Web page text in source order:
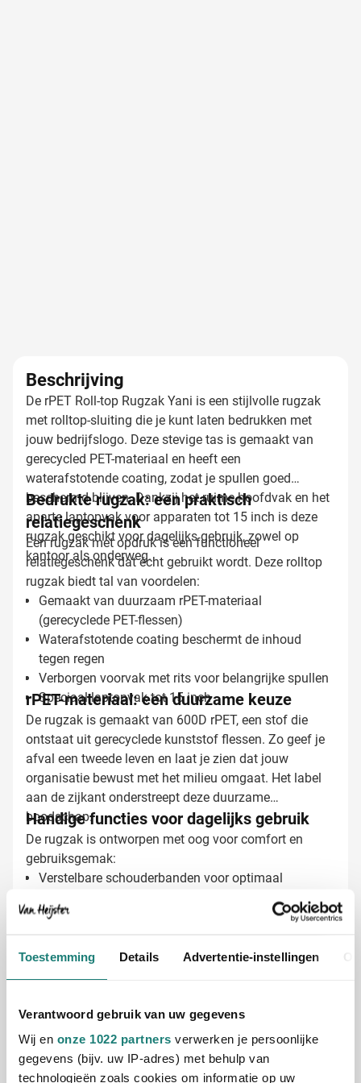
Toestemming Details Advertentie-instellingen
Verantwoord gebruik van uw gegevens
Wij en onze 1022 partners verwerken je persoonlijke
gegevens (bijv. uw IP-adres) met behulp van
technologieën zoals cookies om informatie op uw
Beschrijving
De rPET Roll-top Rugzak Yani is een stijlvolle rugzak
met rolltop-sluiting die je kunt laten bedrukken met
jouw bedrijfslogo. Deze stevige tas is gemaakt van
gerecycled PET-materiaal en heeft een
waterafstotende coating, zodat je spullen goed
beschermd blijven. Dankzij het ruime hoofdvak en het
aparte laptopvak voor apparaten tot 15 inch is deze
rugzak geschikt voor dagelijks gebruik, zowel op
kantoor als onderweg.
Bedrukte rugzak: een praktisch
relatiegeschenk
Een rugzak met opdruk is een functioneel
relatiegeschenk dat écht gebruikt wordt. Deze rolltop
rugzak biedt tal van voordelen:
Gemaakt van duurzaam rPET-materiaal
(gerecyclede PET-flessen)
Waterafstotende coating beschermt de inhoud
tegen regen
Verborgen voorvak met rits voor belangrijke spullen
Speciaal laptopvak tot 15 inch
rPET-materiaal: een duurzame keuze
De rugzak is gemaakt van 600D rPET, een stof die
ontstaat uit gerecyclede kunststof flessen. Zo geef je
afval een tweede leven en laat je zien dat jouw
organisatie bewust met het milieu omgaat. Het label
aan de zijkant onderstreept deze duurzame
boodschap.
Handige functies voor dagelijks gebruik
De rugzak is ontworpen met oog voor comfort en
gebruiksgemak:
Verstelbare schouderbanden voor optimaal
Mesh zijvakken voor bijvoorbeeld een fles water of
Roltopsluiting voor flexibele inhoud en extra
sleutels
Rugzakken laten bedrukken met jouw logo
deze rugzak een opvallende merkdrager. Er zijn diverse
mogelijkheden:
Bedrukking met jouw bedrijfslogo in één of
meerdere kleuren